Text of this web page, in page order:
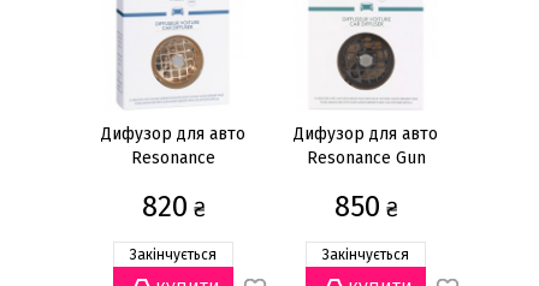
Starck
Парфуми для прання
Подарункові набори
Лампи
Аромати для ламп
Пальники для ламп
Дифузори
Аромати для дифузорів
Дифузор для авто
Resonance
820 ₴
Закінчується
Дифузор для авто
Resonance Gun
850 ₴
Закінчується